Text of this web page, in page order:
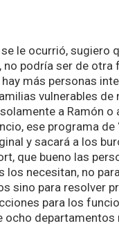
le ocurrió, sugiero
no podría ser de otra
más personas
vulnerables de
a Ramón o
ese programa de
y sacará a los
que bueno las
los necesitan, no
sino para resolver
para los
ocho departamentos